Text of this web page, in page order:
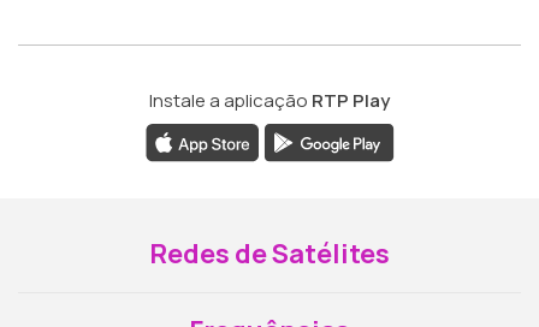
Instale a aplicação RTP Play
Redes de Satélites